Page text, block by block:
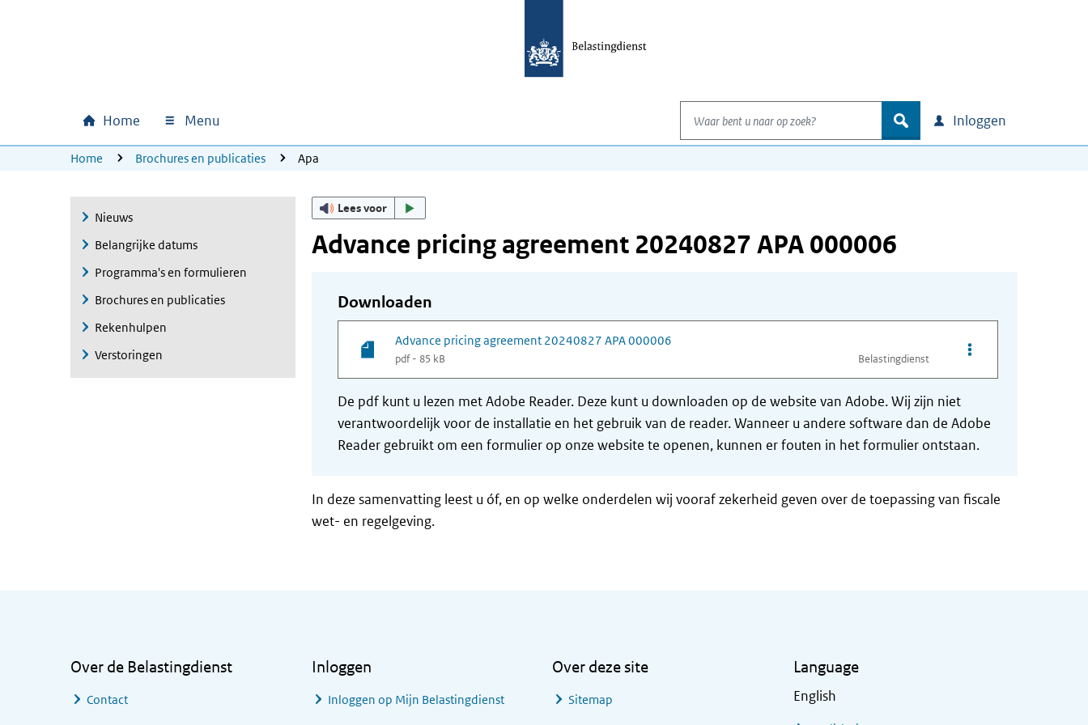
Hoofdnavigatie
Home Menu
Waar bent u naar op zoek?
zoek Inloggen
U bevindt zich hier:
Home Brochures en publicaties Apa
Nieuws
Belangrijke datums
Programma's en formulieren
Brochures en publicaties
Rekenhulpen
Verstoringen
Lees voor
Advance pricing agreement 20240827 APA 000006
Downloaden
Advance pricing agreement 20240827 APA 000006
pdf - 85 kB Belastingdienst
Opties van bestand
De pdf kunt u lezen met Adobe Reader. Deze kunt u downloaden op de website van Adobe. Wij zijn niet
verantwoordelijk voor de installatie en het gebruik van de reader. Wanneer u andere software dan de Adobe
Reader gebruikt om een formulier op onze website te openen, kunnen er fouten in het formulier ontstaan.
In deze samenvatting leest u óf, en op welke onderdelen wij vooraf zekerheid geven over de toepassing van fiscale
wet- en regelgeving.
Over de Belastingdienst
Contact
Inloggen
Inloggen op Mijn Belastingdienst
Over deze site
Sitemap
Language
English